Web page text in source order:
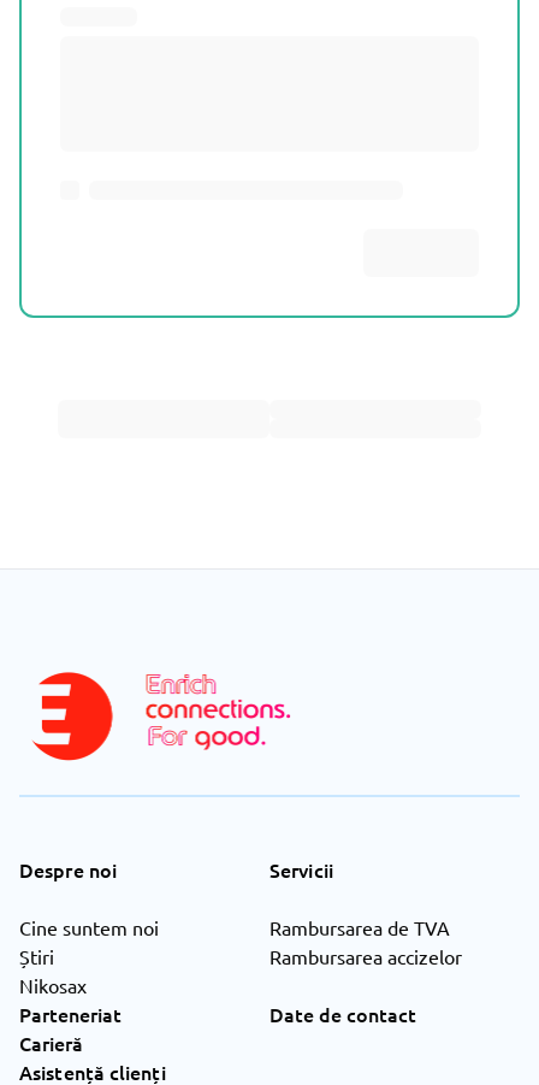
Despre noi
Cine suntem noi
Știri
Nikosax
Servicii
Rambursarea de TVA
Rambursarea accizelor
Parteneriat
Carieră
Date de contact
Asistență clienți